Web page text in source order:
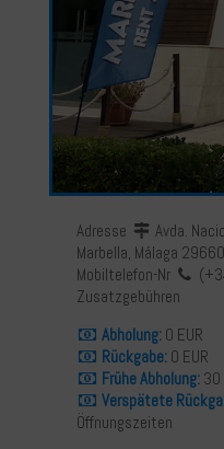
Adresse
Avda.
Marbella, Málaga
Mobiltelefon-Nr
Zusatzgebühren
Abholung: 0 EUR
Rückgabe: 0 EUR
Frühe Abholung: 30
Verspätete
Öffnungszeiten